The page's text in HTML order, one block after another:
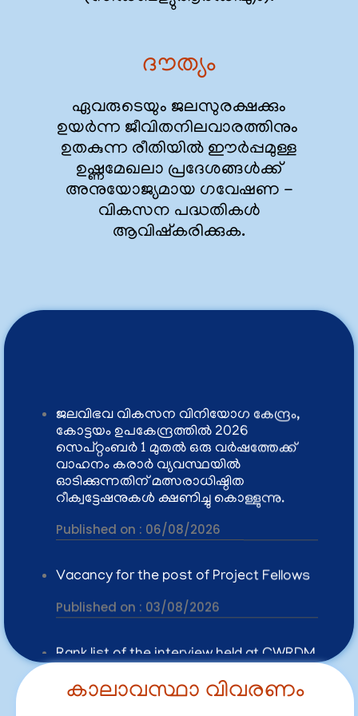
ദൗത്യം
ഏവരുടെയും ജലസുരക്ഷക്കും
ഉയർന്ന ജീവിതനിലവാരത്തിനും
ഉതകുന്ന രീതിയിൽ ഈർപ്പമുള്ള
ഉഷ്ണമേഖലാ പ്രദേശങ്ങൾക്ക്
അനുയോജ്യമായ ഗവേഷണ -
വികസന പദ്ധതികൾ
ആവിഷ്കരിക്കുക.
ഓടിക്കുന്നതിന് മത്സരാധിഷ്ഠിത
റീക്വട്ടേഷനുകൾ ക്ഷണിച്ചു കൊള്ളുന്നു.
Published on :06/08/2026
Vacancy for the post of Project Fellows
Published on :03/08/2026
Rank list of the interview held at CWRDM
on 29.07.2026 for Project Fellow
CWRDM invites tenders for the 'Design,
Supply, Installation, Testing and
കാലാവസ്ഥാ വിവരണം